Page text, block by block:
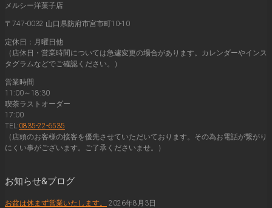
メルシー洋菓子店
〒747-0032 山口県防府市宮市町10-10
定休日：月曜日他
（店休日・営業時間については急遽変更の場合があります。カレンダーやインス
タグラムなどでご確認ください。）
営業時間
11:00～18:30
喫茶ラストオーダー
17:00
TEL:0835-22-6535
（店頭のお客様の接客を優先させていただいております。その為お電話が繋がり
にくい事がございます。ご了承くださいませ。）
お知らせ&ブログ
お盆は休まず営業いたします。 2026年8月3日